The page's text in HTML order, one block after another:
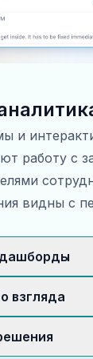
и
работу с
видны с
и следите
задач.
взгляда